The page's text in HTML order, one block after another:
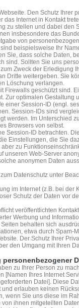
Den Schutz Ihrer
Internet in Kontakt
zu stellen und dabei den
insbesondere das
von
beispielsweise Ihr
Sie, dass solche Daten,
sind. Sollten Sie uns
Zweck der Erledigung
Dritte weitergeben. Sie
Löschung verlangen.
Firewalls geschützt sind.
Zur optimalen Gestaltung
einer Session-ID (engl.
Session-IDs sind
werden. Im Unterschied
Browsers von selbst.
Session-ID betrachten.
Einstellungen, die Sie
zu
unseren Web-Server
anonymen Daten
Datenschutz unter
im Internet (z.B. bei der
Schutz der Daten vor
veröffentlichten
Werbung und
behalten sich
etwa durch Spam-
Der Schutz Ihrer
den Umgang mit Ihren
zu Ihrer Person zu
[Namen Ihres Internet
Datei]. Diese
erlauben keinen
wenn Sie uns diese im
ihnen mitgeteilten